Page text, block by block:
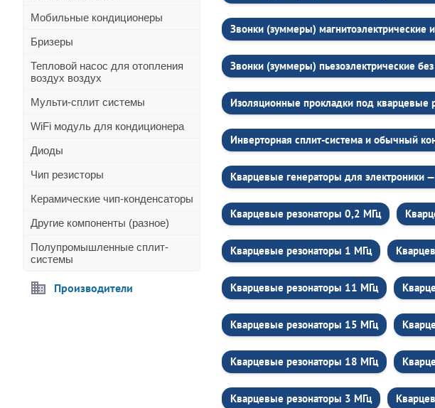
Мобильные кондиционеры
Бризеры
Тепловой насос для отопления
воздух воздух
Мульти-сплит системы
WiFi модуль для кондиционера
Диоды
Чип резисторы
Керамические чип-конденсаторы
Другие компоненты (разное)
Полупромышленные сплит-
системы
Производители
Звонки (зуммеры) магнитоэлектрические
Звонки (зуммеры) пьезоэлектрические без
Изоляционные прокладки под кварцевые
Инверторная сплит-система и обычный
Кварцевые генераторы для электроники
Кварцевые резонаторы 0,2 МГц
Кварцевые резонаторы 1 МГц
Кварцевые резонаторы 11 МГц
Кварцевые резонаторы 15 МГц
Кварцевые резонаторы 18 МГц
Кварцевые резонаторы 3 МГц